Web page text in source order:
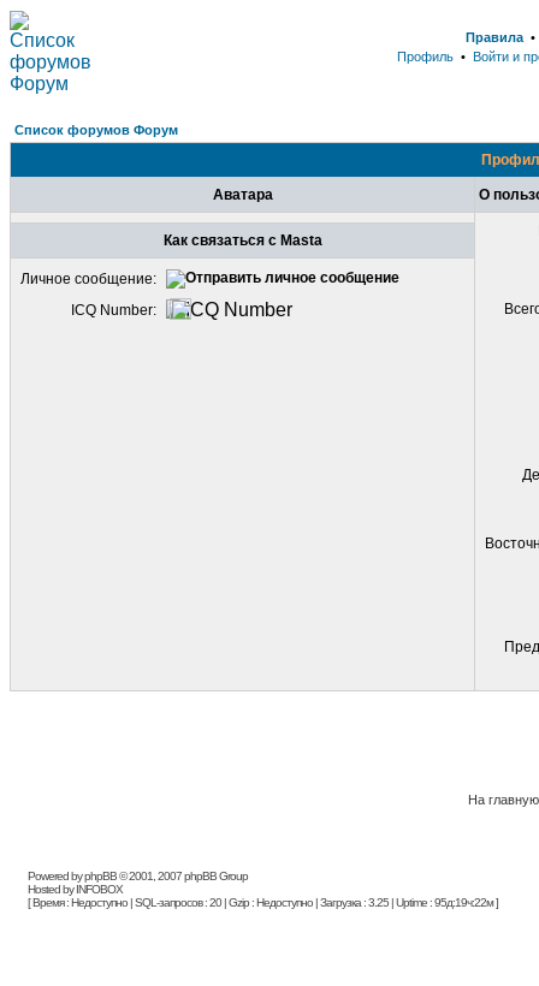
Правила
Профиль • Войти и
Список форумов Форум
Аватара О
Как связаться с Masta
Личное сообщение:
ICQ Number:
На главную
Powered by phpBB © 2001, 2007 phpBB Group
Hosted by INFOBOX
[ Время : Недоступно | SQL-запросов : 20 | Gzip : Недоступно | Загрузка : 3.25 | Uptime : 95д:19ч:22м ]